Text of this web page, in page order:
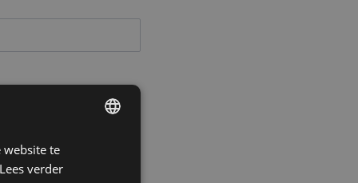
website te
Lees verder